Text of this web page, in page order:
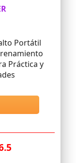
Portátil
Práctica y